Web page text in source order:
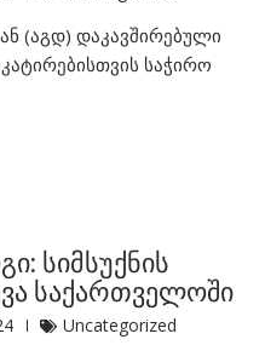
(აგდ) დაკავშირებული
საჭირო
სიმსუქნის
საქართველოში
Uncategorized